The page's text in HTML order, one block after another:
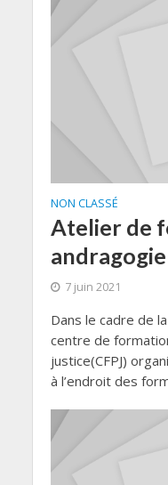
NON CLASSÉ
Atelier de
andragogie
7 juin 2021
Dans le cadre de
centre de
justice(CFPJ)
à l’endroit des